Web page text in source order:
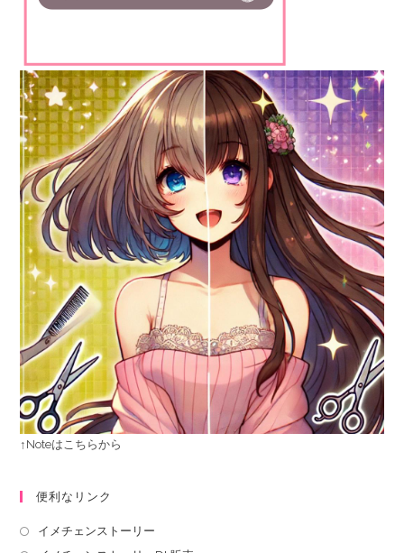
↑Noteはこちらから
便利なリンク
イメチェンストーリー